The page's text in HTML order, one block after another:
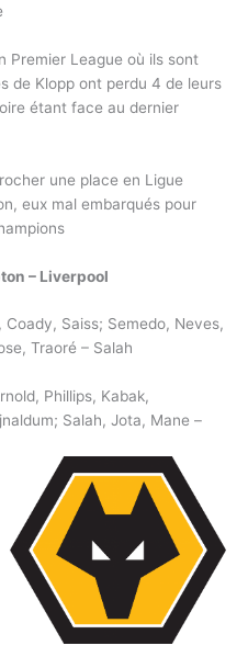
Premier League où ils sont
de Klopp ont perdu 4 de leurs
étant face au dernier
une place en Ligue
eux mal embarqués pour
– Liverpool
Coady, Saiss; Semedo, Neves,
Traoré – Salah
Phillips, Kabak,
Salah, Jota, Mane –